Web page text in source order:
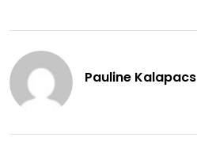
Pauline Kalapacs